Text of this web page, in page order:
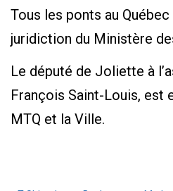
Tous les ponts au
juridiction du Ministère
Le député de Joliette à
François Saint-Louis, est
MTQ et la Ville.